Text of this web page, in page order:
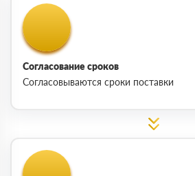
Согласование сроков
Согласовываются сроки поставки